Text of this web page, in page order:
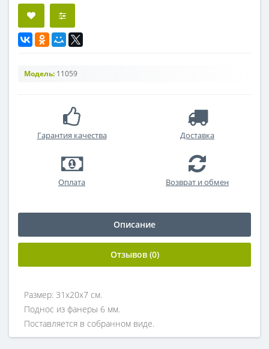
Модель: 11059
Гарантия качества Доставка
Оплата Возврат и обмен
Описание
Отзывов (0)
Размер: 31х20х7 см.
Поднос из фанеры 6 мм.
Поставляется в собранном виде.